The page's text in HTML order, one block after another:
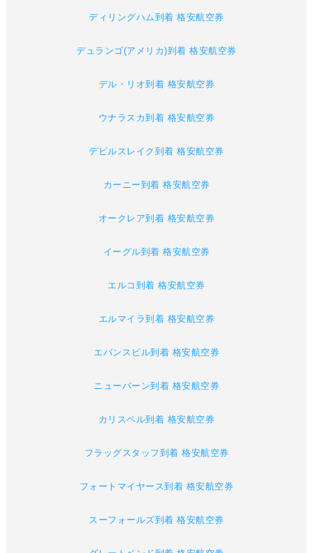
ディリングハム到着 格安航空券
デュランゴ(アメリカ)到着 格安航空券
デル・リオ到着 格安航空券
ウナラスカ到着 格安航空券
デビルスレイク到着 格安航空券
カーニー到着 格安航空券
オークレア到着 格安航空券
イーグル到着 格安航空券
エルコ到着 格安航空券
エルマイラ到着 格安航空券
エバンスビル到着 格安航空券
ニューバーン到着 格安航空券
カリスペル到着 格安航空券
フラッグスタッフ到着 格安航空券
フォートマイヤース到着 格安航空券
スーフォールズ到着 格安航空券